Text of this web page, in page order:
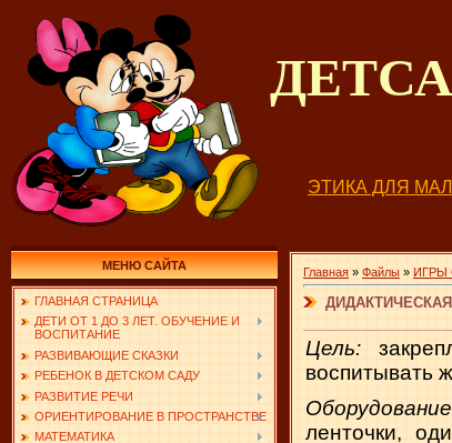
ЭТИКА ДЛЯ
МЕНЮ САЙТА
ГЛАВНАЯ СТРАНИЦА
ДЕТИ ОТ 1 ДО 3 ЛЕТ. ОБУЧЕНИЕ И
ВОСПИТАНИЕ
РАЗВИВАЮЩИЕ СКАЗКИ
РЕБЕНОК В ДЕТСКОМ САДУ
РАЗВИТИЕ РЕЧИ
ОРИЕНТИРОВАНИЕ В ПРОСТРАНСТВЕ
МАТЕМАТИКА
Главная » Файлы » ИГРЫ
ДИДАКТИЧЕСКАЯ
Цель:
воспитывать
Оборудование
ленточки,